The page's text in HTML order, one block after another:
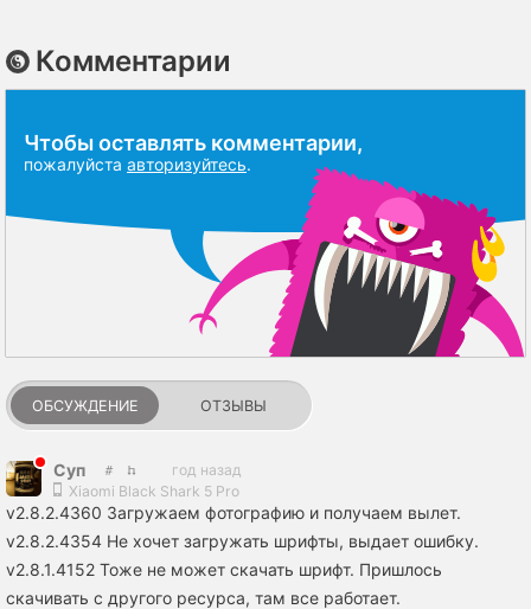
Комментарии
Чтобы оставлять комментарии,
пожалуйста авторизуйтесь.
ОБСУЖДЕНИЕ ОТЗЫВЫ
Сyп
год назад
Xiaomi Black Shark 5 Pro
v2.8.2.4360 Загружаем фотографию и получаем вылет.
v2.8.2.4354 Не хочет загружать шрифты, выдает ошибку.
v2.8.1.4152 Тоже не может скачать шрифт. Пришлось
скачивать с другого ресурса, там все работает.